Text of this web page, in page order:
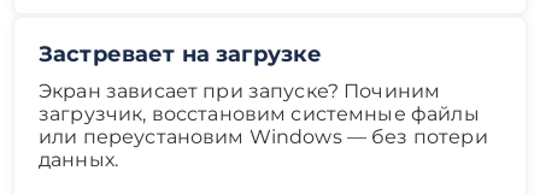
Застревает на загрузке
Экран зависает при запуске? Починим
загрузчик, восстановим системные файлы
или переустановим Windows — без потери
данных.